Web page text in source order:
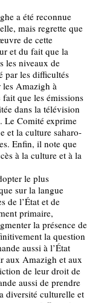
a été reconnue
mais regrette que
de cette
et du fait que la
les niveaux de
par les difficultés
les Amazigh à
que les émissions
dans la télévision
Le Comité exprime
et la culture saharo-
Enfin, il note que
à la culture et à la
le plus
sur la langue
de l’État et de
primaire,
la présence de
la question
aussi à l’État
aux Amazigh et aux
de leur droit de
aussi de prendre
diversité culturelle et